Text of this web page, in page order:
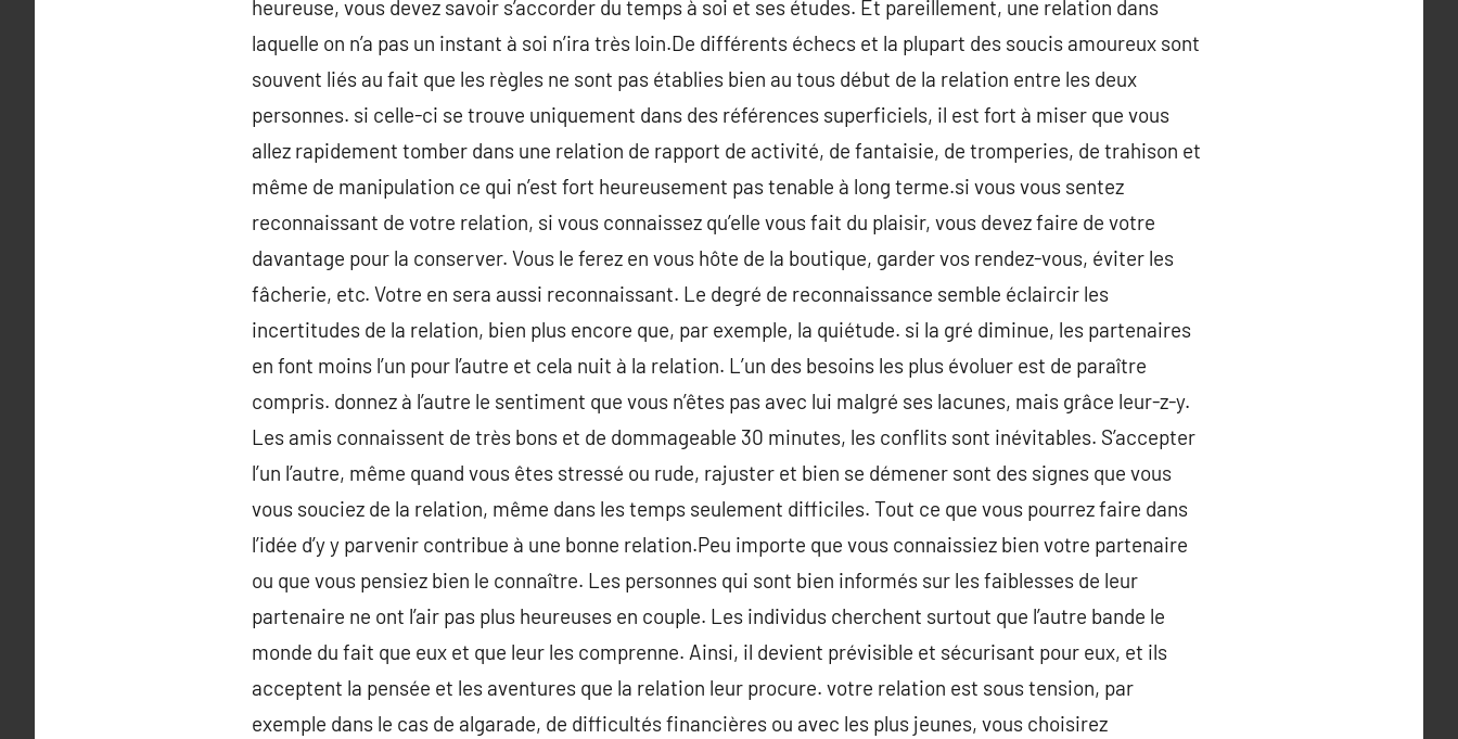
heureuse, vous devez savoir s’accorder du temps à soi et ses études. Et pareillement, une relation dans
laquelle on n’a pas un instant à soi n’ira très loin.De différents échecs et la plupart des soucis amoureux sont
souvent liés au fait que les règles ne sont pas établies bien au tous début de la relation entre les deux
personnes. si celle-ci se trouve uniquement dans des références superficiels, il est fort à miser que vous
allez rapidement tomber dans une relation de rapport de activité, de fantaisie, de tromperies, de trahison et
même de manipulation ce qui n’est fort heureusement pas tenable à long terme.si vous vous sentez
reconnaissant de votre relation, si vous connaissez qu’elle vous fait du plaisir, vous devez faire de votre
davantage pour la conserver. Vous le ferez en vous hôte de la boutique, garder vos rendez-vous, éviter les
fâcherie, etc. Votre en sera aussi reconnaissant. Le degré de reconnaissance semble éclaircir les
incertitudes de la relation, bien plus encore que, par exemple, la quiétude. si la gré diminue, les partenaires
en font moins l’un pour l’autre et cela nuit à la relation. L’un des besoins les plus évoluer est de paraître
compris. donnez à l’autre le sentiment que vous n’êtes pas avec lui malgré ses lacunes, mais grâce leur-z-y.
Les amis connaissent de très bons et de dommageable 30 minutes, les conflits sont inévitables. S’accepter
l’un l’autre, même quand vous êtes stressé ou rude, rajuster et bien se démener sont des signes que vous
vous souciez de la relation, même dans les temps seulement difficiles. Tout ce que vous pourrez faire dans
l’idée d’y y parvenir contribue à une bonne relation.Peu importe que vous connaissiez bien votre partenaire
ou que vous pensiez bien le connaître. Les personnes qui sont bien informés sur les faiblesses de leur
partenaire ne ont l’air pas plus heureuses en couple. Les individus cherchent surtout que l’autre bande le
monde du fait que eux et que leur les comprenne. Ainsi, il devient prévisible et sécurisant pour eux, et ils
acceptent la pensée et les aventures que la relation leur procure. votre relation est sous tension, par
exemple dans le cas de algarade, de difficultés financières ou avec les plus jeunes, vous choisirez